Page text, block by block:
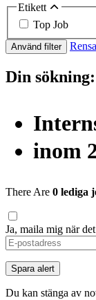
Etikett
Top Job
Använd filter
Din sökning:
inom
There Are 0 lediga
Ja, maila mig när
If
you
are
a
human,
Spara alert
Du kan stänga av